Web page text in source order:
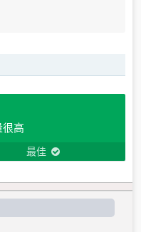
高
最佳